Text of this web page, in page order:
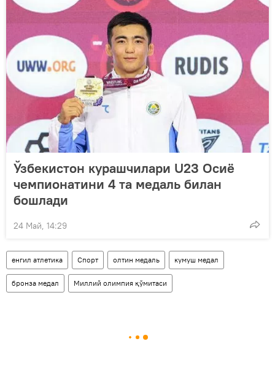
Ўзбекистон курашчилари U23 Осиё
чемпионатини 4 та медаль билан
бошлади
24 Май, 14:29
енгил атлетика Спорт олтин медаль кумуш медал
бронза медал Миллий олимпия қўмитаси